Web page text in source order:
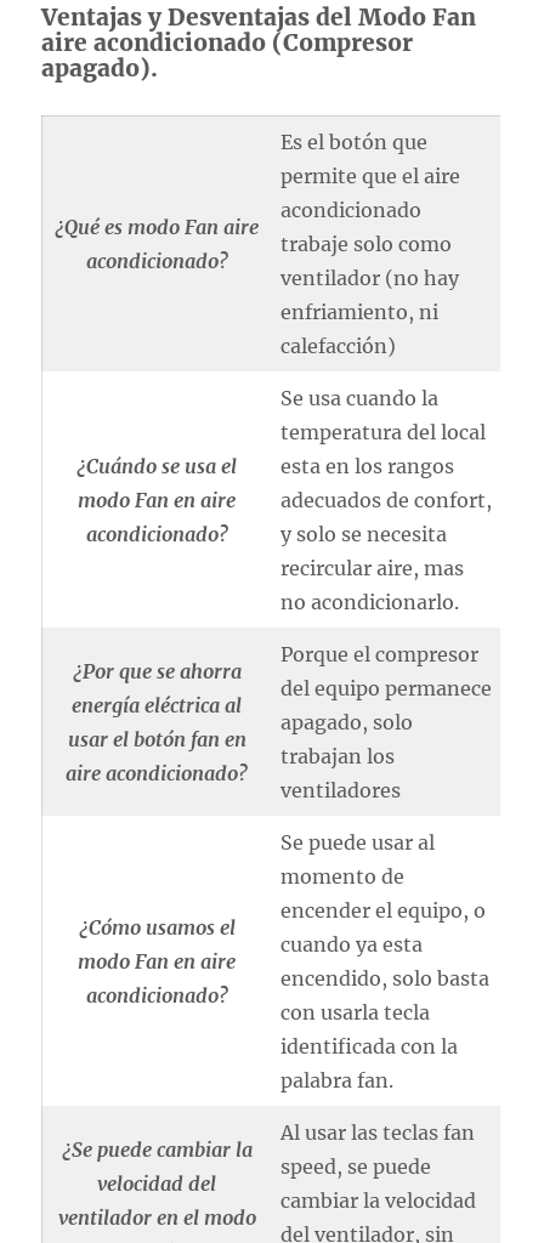
Ventajas y Desventajas del Modo Fan
aire acondicionado (Compresor
apagado).
¿Qué es modo Fan aire
acondicionado?
Es el botón que
permite que el aire
acondicionado
trabaje solo como
ventilador (no hay
enfriamiento, ni
calefacción)
¿Cuándo se usa el
modo Fan en aire
acondicionado?
Se usa cuando la
temperatura del local
esta en los rangos
adecuados de confort,
y solo se necesita
recircular aire, mas
no acondicionarlo.
¿Por que se ahorra
energía eléctrica al
usar el botón fan en
aire acondicionado?
Porque el compresor
del equipo permanece
apagado, solo
trabajan los
ventiladores
¿Cómo usamos el
modo Fan en aire
acondicionado?
Se puede usar al
momento de
encender el equipo, o
cuando ya esta
encendido, solo basta
con usarla tecla
identificada con la
palabra fan.
¿Se puede cambiar la
velocidad del
ventilador en el modo
Al usar las teclas fan
speed, se puede
cambiar la velocidad
del ventilador, sin